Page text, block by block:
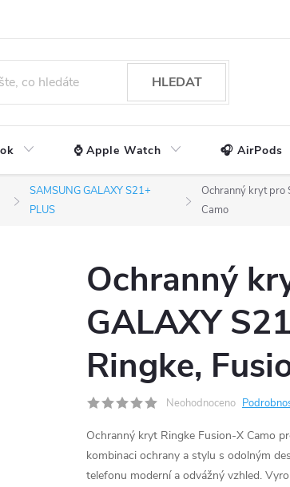
HLEDAT
⌚ Apple Watch 🎧 AirPods
SAMSUNG GALAXY S21+
PLUS
Ochranný kryt pro
Camo
Ochranný
GALAXY
Ringke,
Neohodnoceno
Ochranný kryt Ringke Fusion-X Camo
kombinaci ochrany a stylu s odolným
telefonu moderní a odvážný vzhled.